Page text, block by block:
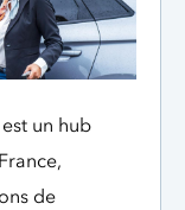
est un hub
de